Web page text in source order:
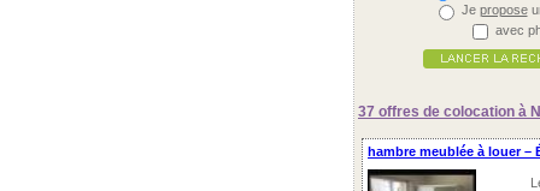
Je propose
avec
37 offres de colocation à
hambre meublée à louer –